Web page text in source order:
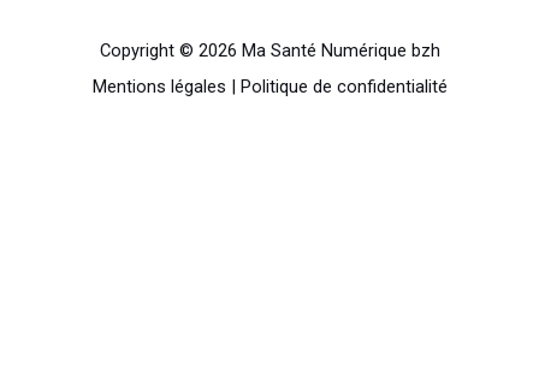
Copyright © 2026 Ma Santé Numérique bzh
Mentions légales | Politique de confidentialité